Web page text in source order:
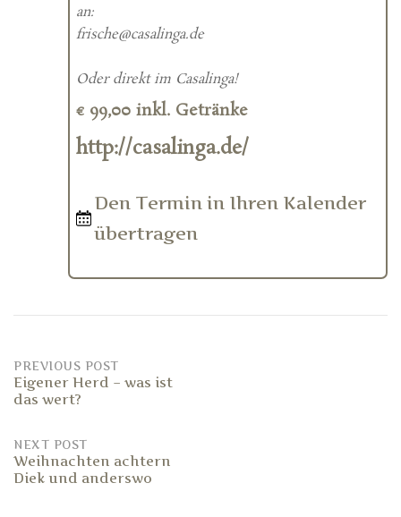
an:
frische@casalinga.de
Oder direkt im Casalinga!
€ 99,00 inkl. Getränke
http://casalinga.de/
Den Termin in Ihren Kalender
übertragen
Post
navigation
PREVIOUS POST
Eigener Herd – was ist
das wert?
NEXT POST
Weihnachten achtern
Diek und anderswo